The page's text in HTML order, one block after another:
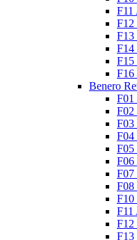
F11
F12
F13
F14
F15
F16
Benero
F01
F02
F03
F04
F05
F06
F07
F08
F10
F11
F12
F13